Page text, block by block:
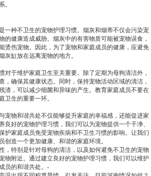
。
一种不卫生的宠物护理习惯。烟灰和烟蒂不仅会污染宠
的健康造成威胁。烟灰中的有害物质可能被宠物误食，
烫伤宠物。因此，为了宠物和家庭成员的健康，应避免
灰缸放在远离宠物的地方。
对于维护家庭卫生至关重要。除了定期为母狗清洁外，
，确保其健康状态。同时，保持宠物活动区域的清洁，
渣，可以减少细菌和异味的产生。教育家庭成员不要在
卫生的重要一环。
宠物和谐共处不仅能够提升家庭的幸福感，还能促进家
良好的宠物护理习惯，我们可以为宠物提供一个干净、
护家庭成员免受宠物疾病和不卫生习惯的影响。让我们
创造一个更加健康、和谐的家庭环境。
，特别是针对母狗的清洁，以及如何避免不卫生的宠物
物附近。通过建立良好的宠物护理习惯，我们可以维护
员的和谐共处。 -